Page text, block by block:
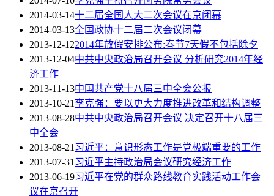
2014-03-14十二届全国人大二次会议在京闭幕
2014-03-13全国政协十二届二次会议闭幕
2013-12-122014年放假安排公布:春节7天假不包括除夕
2013-12-04中共中央政治局召开会议 分析研究2014年经
济工作
2013-11-13中国共产党十八届三中全会公报
2013-10-21李克强：要以更大力度推进改革和结构调整
2013-08-28中共中央政治局召开会议 决定召开十八届三
中全会
2013-08-21习近平：意识形态工作是党极端重要的工作
2013-07-31习近平主持政治局会议研究经济工作
2013-06-19习近平在党的群众路线教育实践活动工作会
议在京召开